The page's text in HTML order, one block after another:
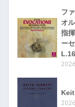
フ
オ
指
ー